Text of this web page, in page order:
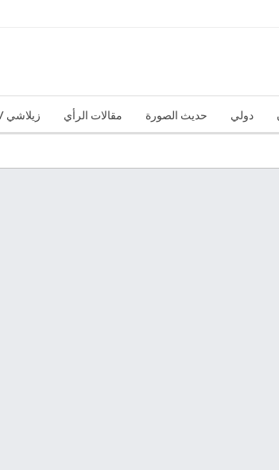
دولي حديث الصورة مقالات الرأي زيلاشي TV